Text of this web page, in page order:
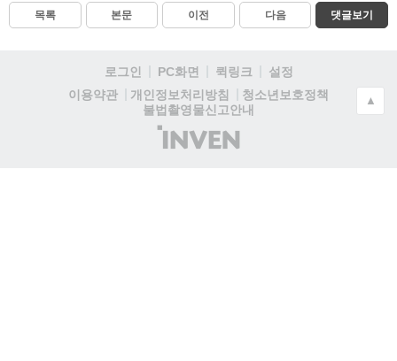
목록 본문 이전 다음 댓글보기
로그인 PC화면 퀵링크
설정
이용약관
개인정보처리방침
청소년보호정책
불법촬영물신고안내
(주)
인
▲